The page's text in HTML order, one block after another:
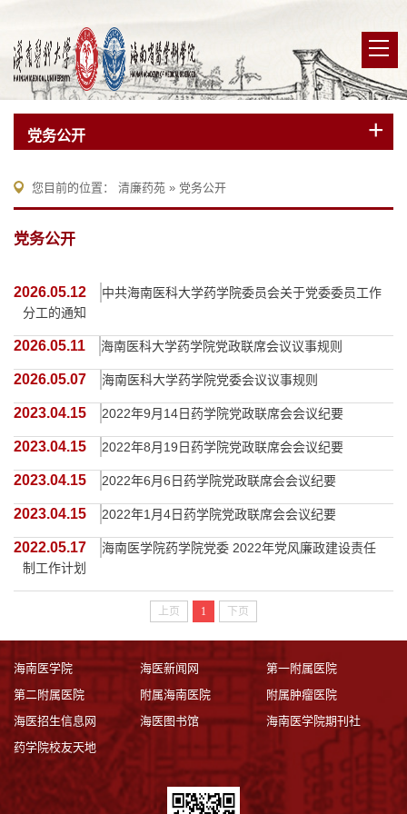
党务公开
您目前的位置： 清廉药苑 » 党务公开
党务公开
2026.05.12
中共海南医科大学药学院委员会关于党委委员工作
分工的通知
2026.05.11 海南医科大学药学院党政联席会议议事规则
2026.05.07 海南医科大学药学院党委会议议事规则
2023.04.15 2022年9月14日药学院党政联席会会议纪要
2023.04.15 2022年8月19日药学院党政联席会会议纪要
2023.04.15 2022年6月6日药学院党政联席会会议纪要
2023.04.15 2022年1月4日药学院党政联席会会议纪要
2022.05.17
海南医学院药学院党委 2022年党风廉政建设责任
制工作计划
上页 1 下页
海南医学院 海医新闻网
第一附属医院
第二附属医院
附属海南医院
附属肿瘤医院
海医招生信息网
海医图书馆
海南医学院期刊社
药学院校友天地